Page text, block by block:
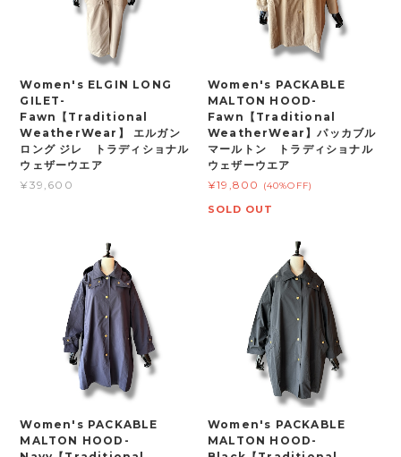
Women's ELGIN LONG
GILET-
Fawn【Traditional
WeatherWear】 エルガン
ロング ジレ トラディショナル
ウェザーウエア
¥39,600
Women's PACKABLE
MALTON HOOD-
Fawn【Traditional
WeatherWear】パッカブル
マールトン トラディショナル
ウェザーウエア
¥19,800
(40%OFF)
SOLD OUT
Women's PACKABLE
MALTON HOOD-
Women's PACKABLE
MALTON HOOD-